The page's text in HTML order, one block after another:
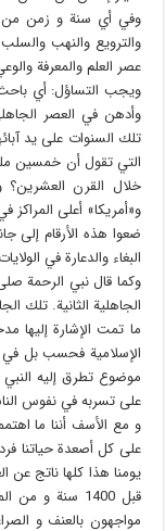
وفي أي سنة و زمن من
والترويع والنهب
عصر العلم والمعرفة
ويجب التساؤل: أي
وأدهن في العصر
تلك السنوات على يد
التي تقول أن خمسين
خلال القرن العشرين؟
و«أمريكا» أعلى
ضعوا هذه الأرقام إلى
البغاء والدعارة في
وكما قال نبي الرحمة
الجاهلية الثانية. تلك
ما تمت الإشارة إليها
الإسلامية فحسب بل في
موضوع تطرق إليه النبي
على تسربه في نفوس الناس
و مع الأسف أننا ما
على كل أصعدة حياتنا
يومنا هذا كلها ناتج عن
قبل 1400 سنة
مواجهون بالعنف و